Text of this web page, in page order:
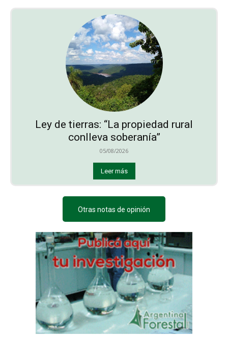
Ley de tierras: “La propiedad rural
conlleva soberanía”
05/08/2026
Leer más
Otras notas de opinión